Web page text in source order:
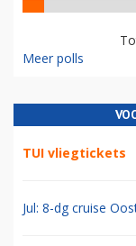
Meer polls
TUI vliegtickets
Jul: 8-dg cruise